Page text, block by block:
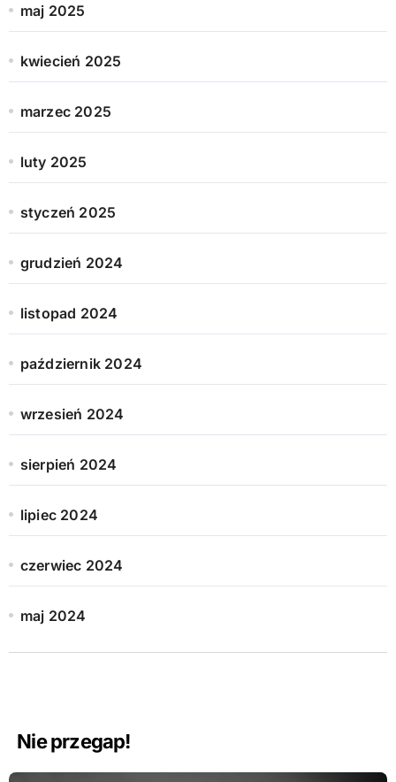
maj 2025
kwiecień 2025
marzec 2025
luty 2025
styczeń 2025
grudzień 2024
listopad 2024
październik 2024
wrzesień 2024
sierpień 2024
lipiec 2024
czerwiec 2024
maj 2024
Nie przegap!